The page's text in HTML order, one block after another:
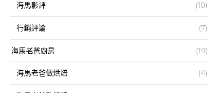
海馬影評 (10)
行銷評論 (7)
海馬老爸廚房 (19)
海馬老爸做烘焙 (4)